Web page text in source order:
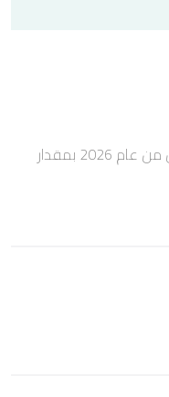
ملاحة تعلن عن صافي أرباح النصف الأول من عام 2026 بمقدار